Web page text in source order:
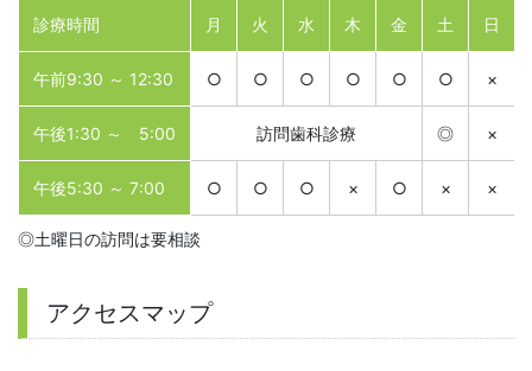
診療時間 月 火 水 木 金 土 日
午前9:30 ～ 12:30 ○ ○ ○ ○ ○ ○ ×
午後1:30 ～ 5:00 訪問歯科診療 ◎ ×
午後5:30 ～ 7:00 ○ ○ ○ × ○ × ×
◎土曜日の訪問は要相談
アクセスマップ